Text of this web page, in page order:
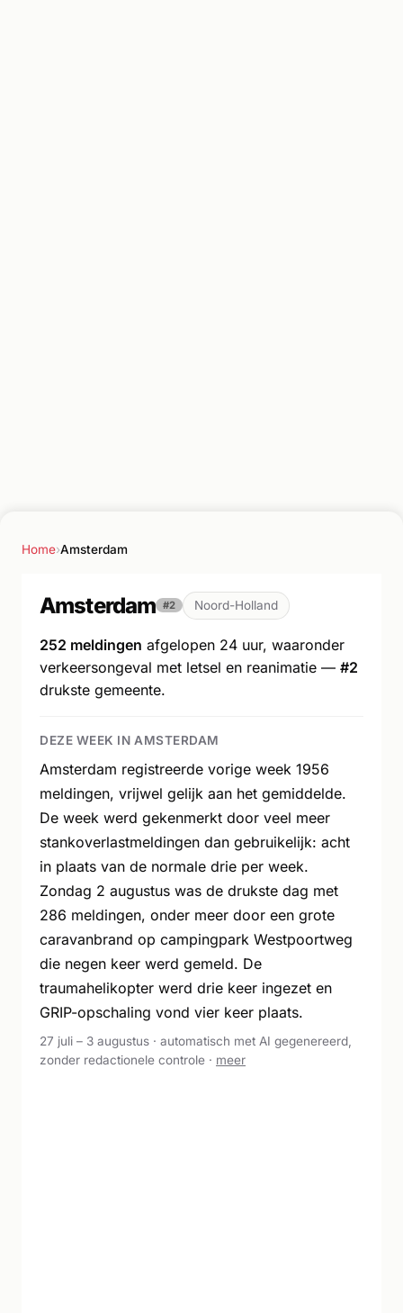
Home›Amsterdam
Amsterdam #2 Noord-Holland
252 meldingen afgelopen 24 uur, waaronder
verkeersongeval met letsel en reanimatie — #2
drukste gemeente.
DEZE WEEK IN AMSTERDAM
Amsterdam registreerde vorige week 1956
meldingen, vrijwel gelijk aan het gemiddelde.
De week werd gekenmerkt door veel meer
stankoverlastmeldingen dan gebruikelijk: acht
in plaats van de normale drie per week.
Zondag 2 augustus was de drukste dag met
286 meldingen, onder meer door een grote
caravanbrand op campingpark Westpoortweg
die negen keer werd gemeld. De
traumahelikopter werd drie keer ingezet en
GRIP-opschaling vond vier keer plaats.
27 juli – 3 augustus · automatisch met AI gegenereerd,
zonder redactionele controle · meer